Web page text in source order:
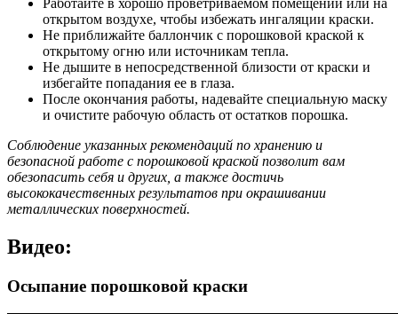
Работайте в хорошо проветриваемом помещении или на
открытом воздухе, чтобы избежать ингаляции краски.
Не приближайте баллончик с порошковой краской к
открытому огню или источникам тепла.
Не дышите в непосредственной близости от краски и
избегайте попадания ее в глаза.
После окончания работы, надевайте специальную маску
и очистите рабочую область от остатков порошка.
Соблюдение указанных рекомендаций по хранению и
безопасной работе с порошковой краской позволит вам
обезопасить себя и других, а также достичь
высококачественных результатов при окрашивании
металлических поверхностей.
Видео:
Осыпание порошковой краски